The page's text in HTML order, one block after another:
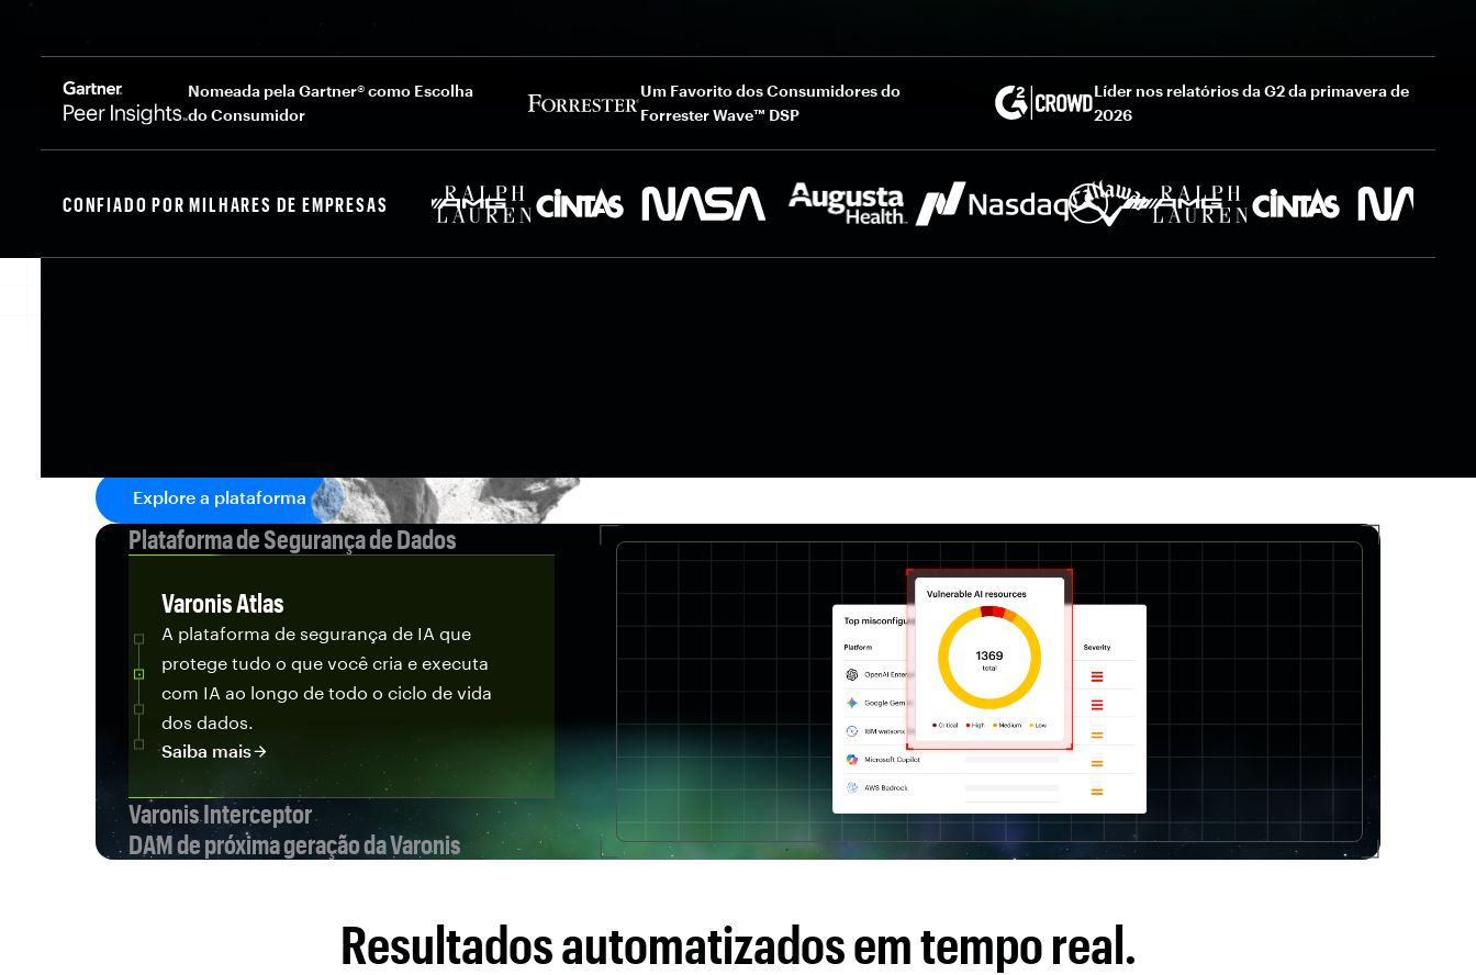
Nomeada pela Gartner® como Escolha
do Consumidor
Um Favorito dos Consumidores do
Forrester Wave™ DSP
Líder nos relatórios da G2 da primavera de
2026
CONFIADO POR MILHARES DE EMPRESAS
Explore a plataforma
Plataforma de Segurança de Dados
Varonis Atlas
A plataforma de segurança de IA que
protege tudo o que você cria e executa
com IA ao longo de todo o ciclo de vida
dos dados.
Saiba mais
Varonis Interceptor
DAM de próxima geração da Varonis
Resultados automatizados em tempo real.